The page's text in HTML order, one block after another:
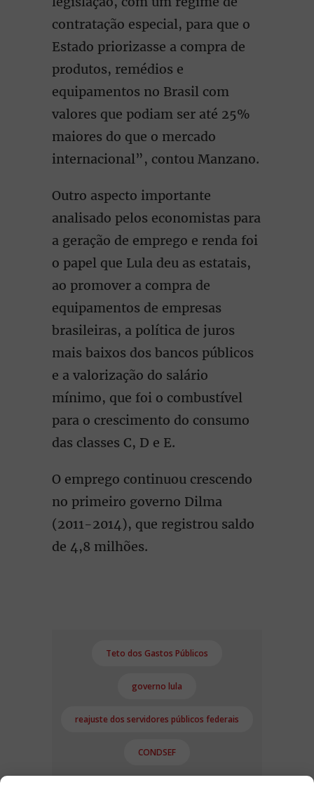
contratação especial, para que o
Estado priorizasse a compra de
produtos, remédios e
equipamentos no Brasil com
valores que podiam ser até 25%
maiores do que o mercado
internacional”, contou Manzano.
Outro aspecto importante
analisado pelos economistas para
a geração de emprego e renda foi
o papel que Lula deu as estatais,
ao promover a compra de
equipamentos de empresas
brasileiras, a política de juros
mais baixos dos bancos públicos
e a valorização do salário
mínimo, que foi o combustível
para o crescimento do consumo
das classes C, D e E.
O emprego continuou crescendo
no primeiro governo Dilma
(2011-2014), que registrou saldo
de 4,8 milhões.
Teto dos Gastos Públicos
governo lula
reajuste dos servidores públicos federais
CONDSEF